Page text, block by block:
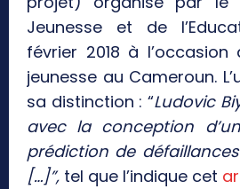
Jeunesse et de
février 2018 à
jeunesse au Cameroun.
sa distinction : “Ludovic
avec la conception
prédiction de
[…]”, tel que l’indique cet